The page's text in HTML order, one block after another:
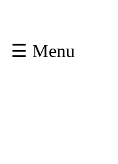
☰ Menu